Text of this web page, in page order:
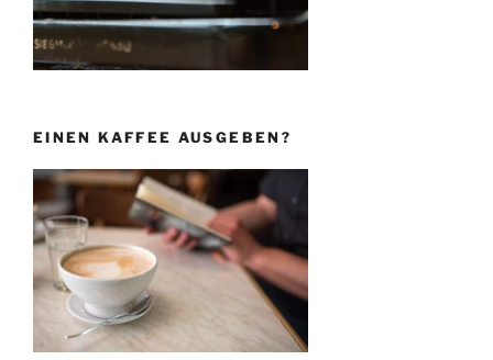
EINEN KAFFEE AUSGEBEN?